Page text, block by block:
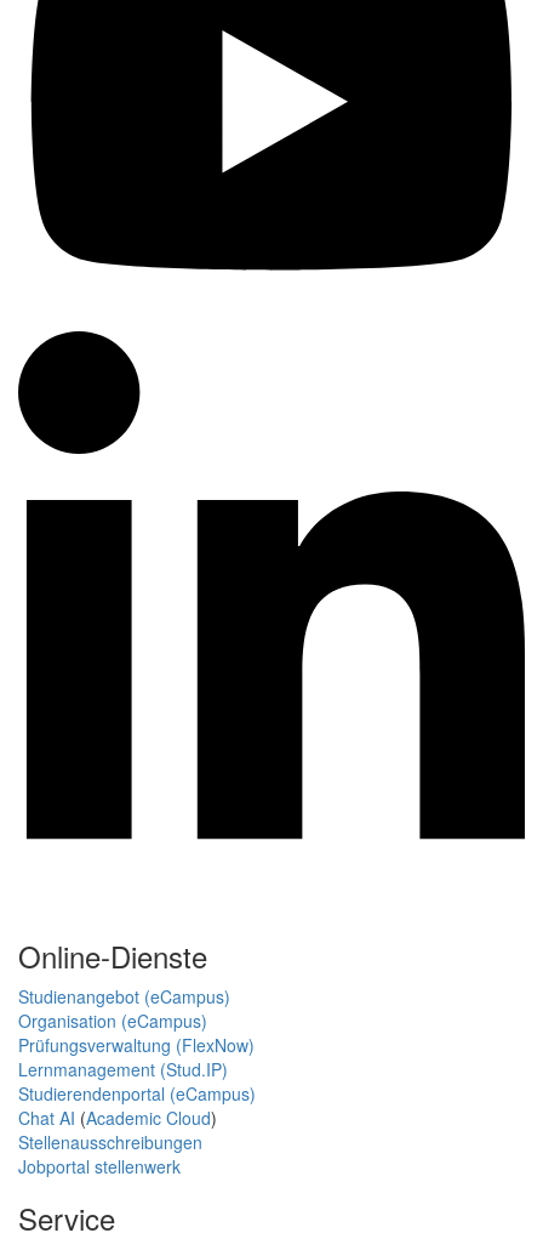
Online-Dienste
Studienangebot (eCampus)
Organisation (eCampus)
Prüfungsverwaltung (FlexNow)
Lernmanagement (Stud.IP)
Studierendenportal (eCampus)
Chat AI (Academic Cloud)
Stellenausschreibungen
Jobportal stellenwerk
Service